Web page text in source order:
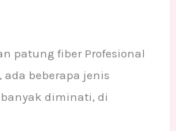
patung fiber Profesional
ada beberapa jenis
diminati, di